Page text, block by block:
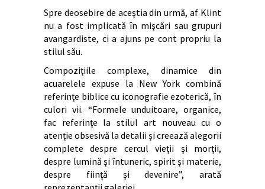
Spre deosebire de aceştia din urmă, af Klint
nu a fost implicată în mişcări sau grupuri
avangardiste, ci a ajuns pe cont propriu la
stilul său.
Compoziţiile complexe, dinamice din
acuarelele expuse la New York combină
referinţe biblice cu iconografie ezoterică, în
culori vii. “Formele unduitoare, organice,
fac referinţe la stilul art nouveau cu o
atenţie obsesivă la detalii şi creează alegorii
complete despre cercul vieţii şi morţii,
despre lumină şi întuneric, spirit şi materie,
despre fiinţă şi devenire”, arată